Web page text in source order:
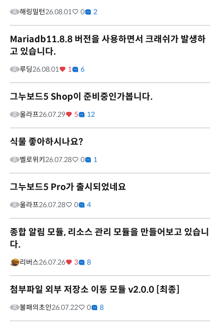
해링밀턴26.08.01 0 2
Mariadb11.8.8 버전을 사용하면서 크래쉬가 발생하
고 있습니다.
루딩26.08.01 1 6
그누보드5 Shop이 준비중인가봅니다.
울라프26.07.29 5 12
식물 좋아하시나요?
벨로위키26.07.28 0 1
그누보드5 Pro가 출시되었네요
울라프26.07.28 0 4
종합 알림 모듈, 리소스 관리 모듈을 만들어보고 있습니
다.
리버스26.07.26 3 8
첨부파일 외부 저장소 이동 모듈 v2.0.0 [최종]
불패의초인26.07.22 0 8